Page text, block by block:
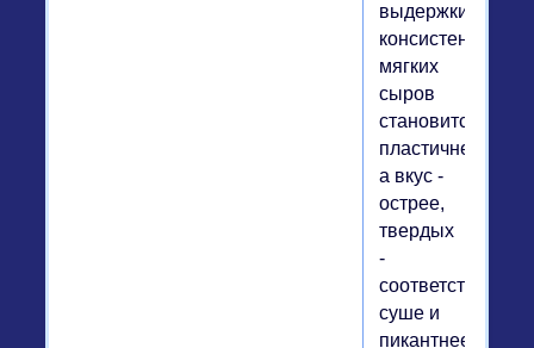
выдержки
консистенция
мягких
сыров
становится
пластичнее,
а вкус -
острее,
твердых
-
соответственно
суше и
пикантнее.